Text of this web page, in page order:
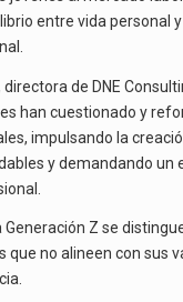
EN
DEL
TRABAJO
entre vida personal y
de DNE
han cuestionado y
impulsando la
y demandando un
Generación Z se
que no alineen con sus